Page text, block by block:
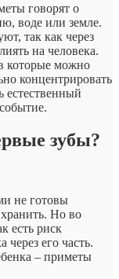
говорят о
воде или земле.
так как через
на человека.
которые можно
концентрировать
естественный
зубы?
не готовы
хранить. Но во
есть риск
через его часть.
– приметы